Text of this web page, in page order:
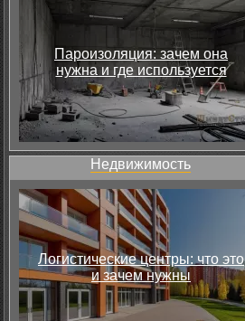
Пароизоляция: зачем она
нужна и где используется
Недвижимость
Логистические центры: что это
и зачем нужны